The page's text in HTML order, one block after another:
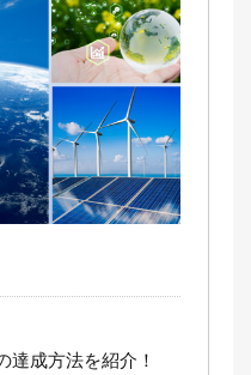
達成方法を紹介！